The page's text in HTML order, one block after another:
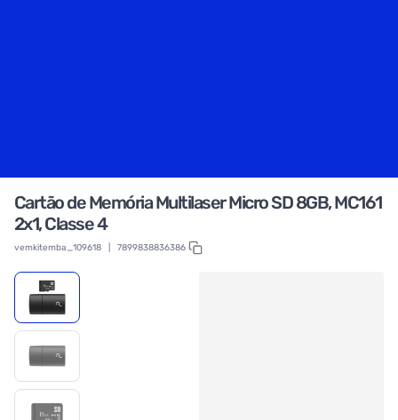
Cartão de Memória Multilaser Micro SD 8GB, MC161
2x1, Classe 4
vemkitemba_109618 7899838836386